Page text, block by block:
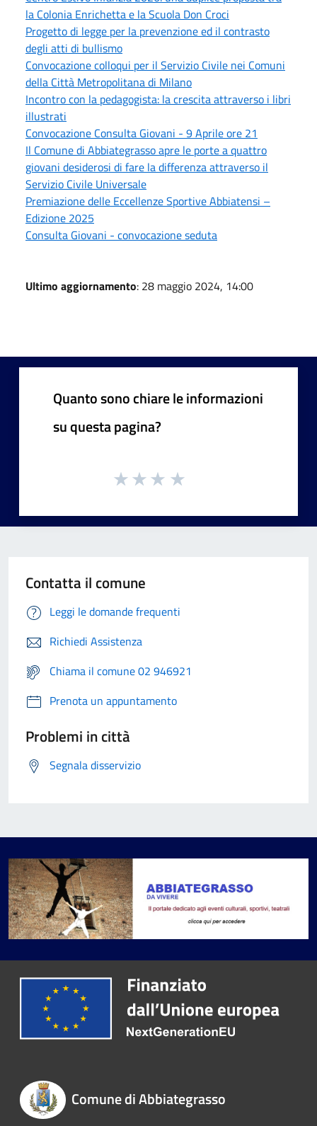
la Colonia Enrichetta e la Scuola Don Croci
Progetto di legge per la prevenzione ed il contrasto
degli atti di bullismo
Convocazione colloqui per il Servizio Civile nei Comuni
della Città Metropolitana di Milano
Incontro con la pedagogista: la crescita attraverso i libri
illustrati
Convocazione Consulta Giovani - 9 Aprile ore 21
Il Comune di Abbiategrasso apre le porte a quattro
giovani desiderosi di fare la differenza attraverso il
Servizio Civile Universale
Premiazione delle Eccellenze Sportive Abbiatensi –
Edizione 2025
Consulta Giovani - convocazione seduta
Ultimo aggiornamento: 28 maggio 2024, 14:00
Quanto sono chiare le informazioni
su questa pagina?
Contatta il comune
Leggi le domande frequenti
Richiedi Assistenza
Chiama il comune 02 946921
Prenota un appuntamento
Problemi in città
Segnala disservizio
Comune di Abbiategrasso